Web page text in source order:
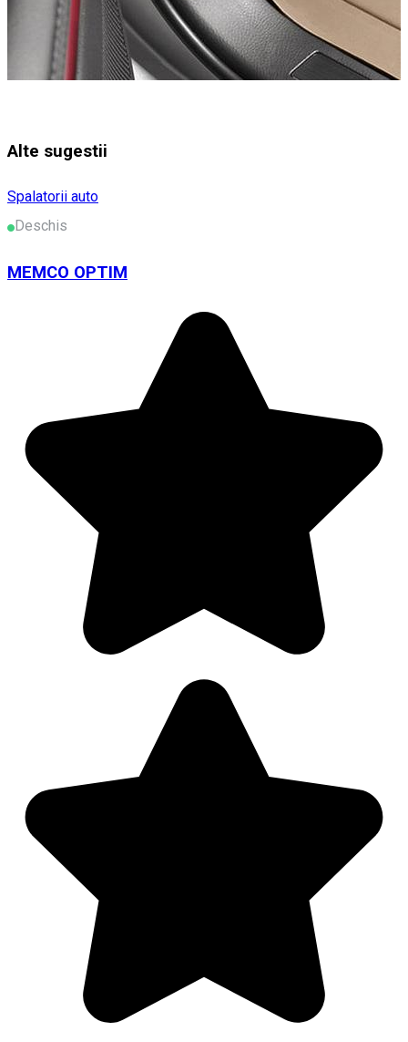
Alte sugestii
Spalatorii auto
Deschis
MEMCO OPTIM